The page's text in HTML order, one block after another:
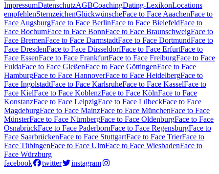
ImpressumDatenschutzAGBCoachingDating-LexikonLocations
empfehlenSternzeichenGlückwünscheFace to Face AaachenFace to
Face AugsburgFace to Face BerlinFace to Face BielefeldFace to
Face BochumFace to Face BonnFace to Face BraunschweigFace to
Face BremenFace to Face DarmstadtFace to Face DortmundFace to
Face DresdenFace to Face DüsseldorfFace to Face ErfurtFace to
Face EssenFace to Face FrankfurtFace to Face FreiburgFace to Face
FuldaFace to Face GießenFace to Face GöttingenFace to Face
HamburgFace to Face HannoverFace to Face HeidelbergFace to
Face IngolstadtFace to Face KarlsruheFace to Face KasselFace to
Face KielFace to Face KoblenzFace to Face KölnFace to Face
KonstanzFace to Face LeipzigFace to Face LübeckFace to Face
MagdeburgFace to Face MainzFace to Face MünchenFace to Face
MünsterFace to Face NürnbergFace to Face OldenburgFace to Face
OsnabrückFace to Face PaderbornFace to Face RegensburgFace to
Face SaarbrückenFace to Face StuttgartFace to Face TrierFace to
Face TübingenFace to Face UlmFace to Face WiesbadenFace to
Face Würzburg
facebook
twitter
instagram